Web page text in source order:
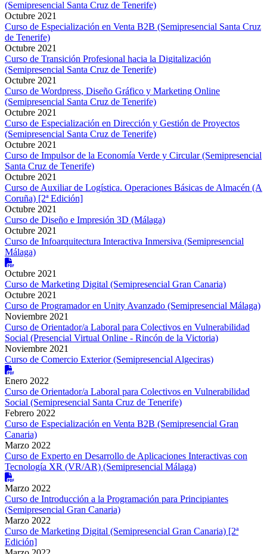
(Semipresencial Santa Cruz de Tenerife)
Octubre 2021
Curso de Especialización en Venta B2B (Semipresencial Santa Cruz
de Tenerife)
Octubre 2021
Curso de Transición Profesional hacia la Digitalización
(Semipresencial Santa Cruz de Tenerife)
Octubre 2021
Curso de Wordpress, Diseño Gráfico y Marketing Online
(Semipresencial Santa Cruz de Tenerife)
Octubre 2021
Curso de Especialización en Dirección y Gestión de Proyectos
(Semipresencial Santa Cruz de Tenerife)
Octubre 2021
Curso de Impulsor de la Economía Verde y Circular (Semipresencial
Santa Cruz de Tenerife)
Octubre 2021
Curso de Auxiliar de Logística. Operaciones Básicas de Almacén (A
Coruña) [2ª Edición]
Octubre 2021
Curso de Diseño e Impresión 3D (Málaga)
Octubre 2021
Curso de Infoarquitectura Interactiva Inmersiva (Semipresencial
Málaga)
Octubre 2021
Curso de Marketing Digital (Semipresencial Gran Canaria)
Octubre 2021
Curso de Programador en Unity Avanzado (Semipresencial Málaga)
Noviembre 2021
Curso de Orientador/a Laboral para Colectivos en Vulnerabilidad
Social (Presencial Virtual Online - Rincón de la Victoria)
Noviembre 2021
Curso de Comercio Exterior (Semipresencial Algeciras)
Enero 2022
Curso de Orientador/a Laboral para Colectivos en Vulnerabilidad
Social (Semipresencial Santa Cruz de Tenerife)
Febrero 2022
Curso de Especialización en Venta B2B (Semipresencial Gran
Canaria)
Marzo 2022
Curso de Experto en Desarrollo de Aplicaciones Interactivas con
Tecnología XR (VR/AR) (Semipresencial Málaga)
Marzo 2022
Curso de Introducción a la Programación para Principiantes
(Semipresencial Gran Canaria)
Marzo 2022
Curso de Marketing Digital (Semipresencial Gran Canaria) [2ª
Edición]